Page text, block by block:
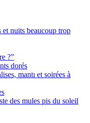
et nuits beaucoup trop
?”
dorés
mantı et soirées à
des mules pis du soleil